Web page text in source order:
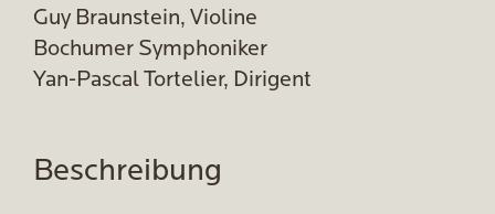
Guy Braunstein, Violine
Bochumer Symphoniker
Yan-Pascal Tortelier, Dirigent
Beschreibung